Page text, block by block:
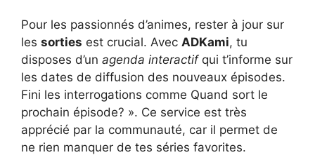
Pour les passionnés d’animes, rester à jour sur
les sorties est crucial. Avec ADKami, tu
disposes d’un agenda interactifqui t’informe sur
les dates de diffusion des nouveaux épisodes.
Fini les interrogations comme Quand sort le
prochain épisode? ». Ce service est très
apprécié par la communauté, car il permet de
ne rien manquer de tes séries favorites.